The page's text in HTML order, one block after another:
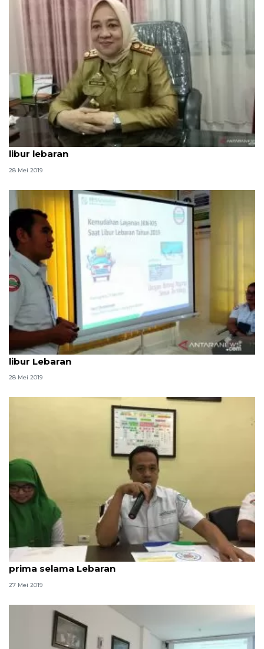
47 Puskesmas di Makassar tetap melayani selama
libur lebaran
28 Mei 2019
BPJS Gunungsitoli tetap berikan pelayanan selama
libur Lebaran
28 Mei 2019
BPJS: Layanan kesehatan peserta JKN-KIS tetap
prima selama Lebaran
27 Mei 2019